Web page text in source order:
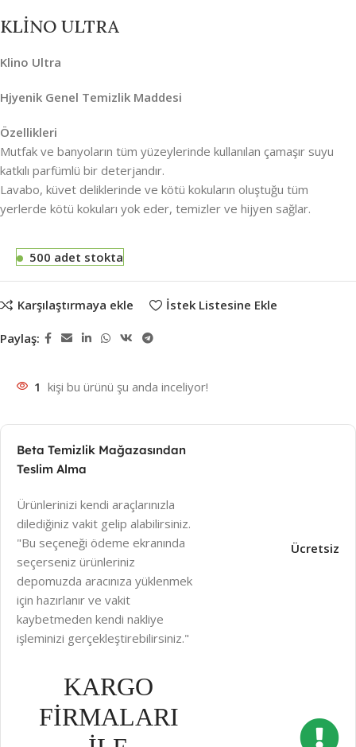
KLİNO ULTRA
Klino Ultra
Hjyenik Genel Temizlik Maddesi
Özellikleri
Mutfak ve banyoların tüm yüzeylerinde kullanılan çamaşır suyu
katkılı parfümlü bir deterjandır.
Lavabo, küvet deliklerinde ve kötü kokuların oluştuğu tüm
yerlerde kötü kokuları yok eder, temizler ve hijyen sağlar.
500 adet stokta
Karşılaştırmaya ekle İstek Listesine Ekle
Paylaş:
1 kişi bu ürünü şu anda inceliyor!
Beta Temizlik Mağazasından
Teslim Alma
Ürünlerinizi kendi araçlarınızla
dilediğiniz vakit gelip alabilirsiniz.
"Bu seçeneği ödeme ekranında
seçerseniz ürünleriniz
depomuzda aracınıza yüklenmek
için hazırlanır ve vakit
kaybetmeden kendi nakliye
işleminizi gerçekleştirebilirsiniz."
Ücretsiz
KARGO
FİRMALARI